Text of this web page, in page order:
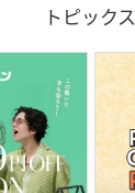
トピックス